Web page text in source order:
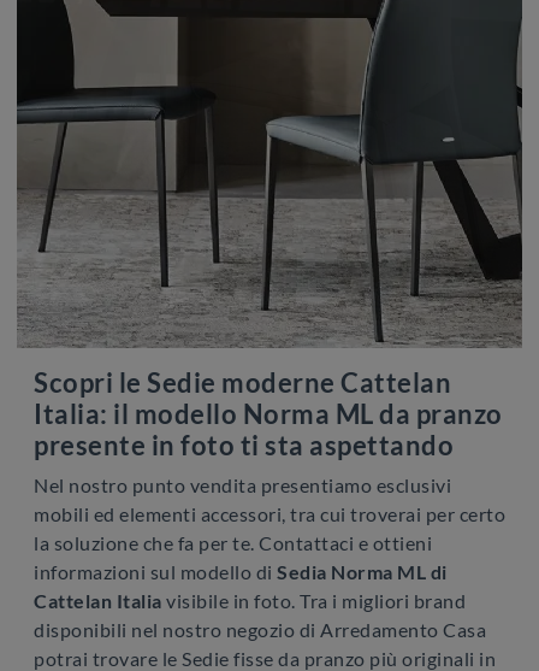
Scopri le Sedie moderne Cattelan
Italia: il modello Norma ML da pranzo
presente in foto ti sta aspettando
Nel nostro punto vendita presentiamo esclusivi
mobili ed elementi accessori, tra cui troverai per certo
la soluzione che fa per te. Contattaci e ottieni
informazioni sul modello di Sedia Norma ML di
Cattelan Italia visibile in foto. Tra i migliori brand
disponibili nel nostro negozio di Arredamento Casa
potrai trovare le Sedie fisse da pranzo più originali in